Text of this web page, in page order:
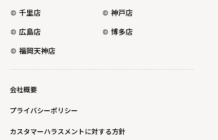
千里店
神戸店
広島店
博多店
福岡天神店
会社概要
プライバシーポリシー
カスタマーハラスメントに対する方針